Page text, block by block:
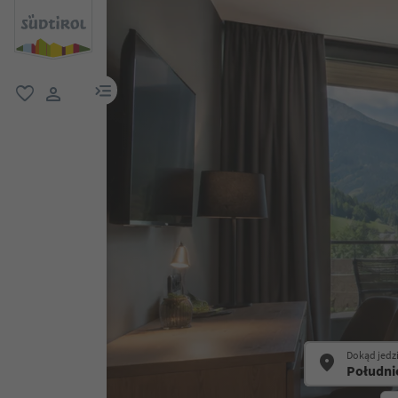
link menu
Dokąd